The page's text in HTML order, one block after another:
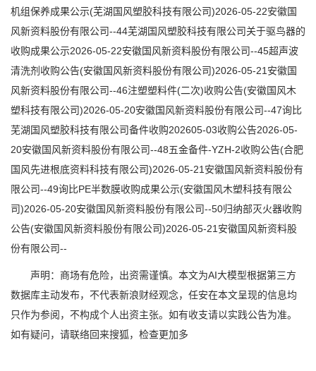
机组保养成果公示(芜湖国风塑胶科技有限公司)2026-05-22安徽国
风新资料股份有限公司--44芜湖国风塑胶科技有限公司关于驱鸟器的
收购成果公示2026-05-22安徽国风新资料股份有限公司--45超声波
清洗剂收购公告(安徽国风新资料股份有限公司)2026-05-21安徽国
风新资料股份有限公司--46注塑塑料件(二次)收购公告(安徽国风木
塑科技有限公司)2026-05-20安徽国风新资料股份有限公司--47询比
芜湖国风塑胶科技有限公司备件收购202605-03收购公告2026-05-
20安徽国风新资料股份有限公司--48五金备件-YZH-2收购公告(合肥
国风先进根底资料科技有限公司)2026-05-21安徽国风新资料股份有
限公司--49询比PE半数膜收购成果公示(安徽国风木塑科技有限公
司)2026-05-20安徽国风新资料股份有限公司--50归纳部灭火器收购
公告(安徽国风新资料股份有限公司)2026-05-21安徽国风新资料股
份有限公司--
声明：商场有危险，出资需谨慎。本文为AI大模型根据第三方
数据库主动发布，不代表新浪财经观念，任安在本文呈现的信息均
只作为参阅，不构成个人出资主张。如有收支请以实践公告为准。
如有疑问，请联络回来搜狐，检查更加多